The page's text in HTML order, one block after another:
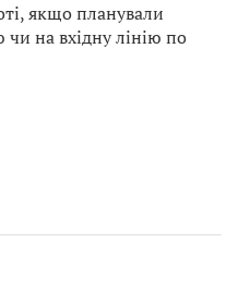
якщо планували
чи на вхідну лінію по